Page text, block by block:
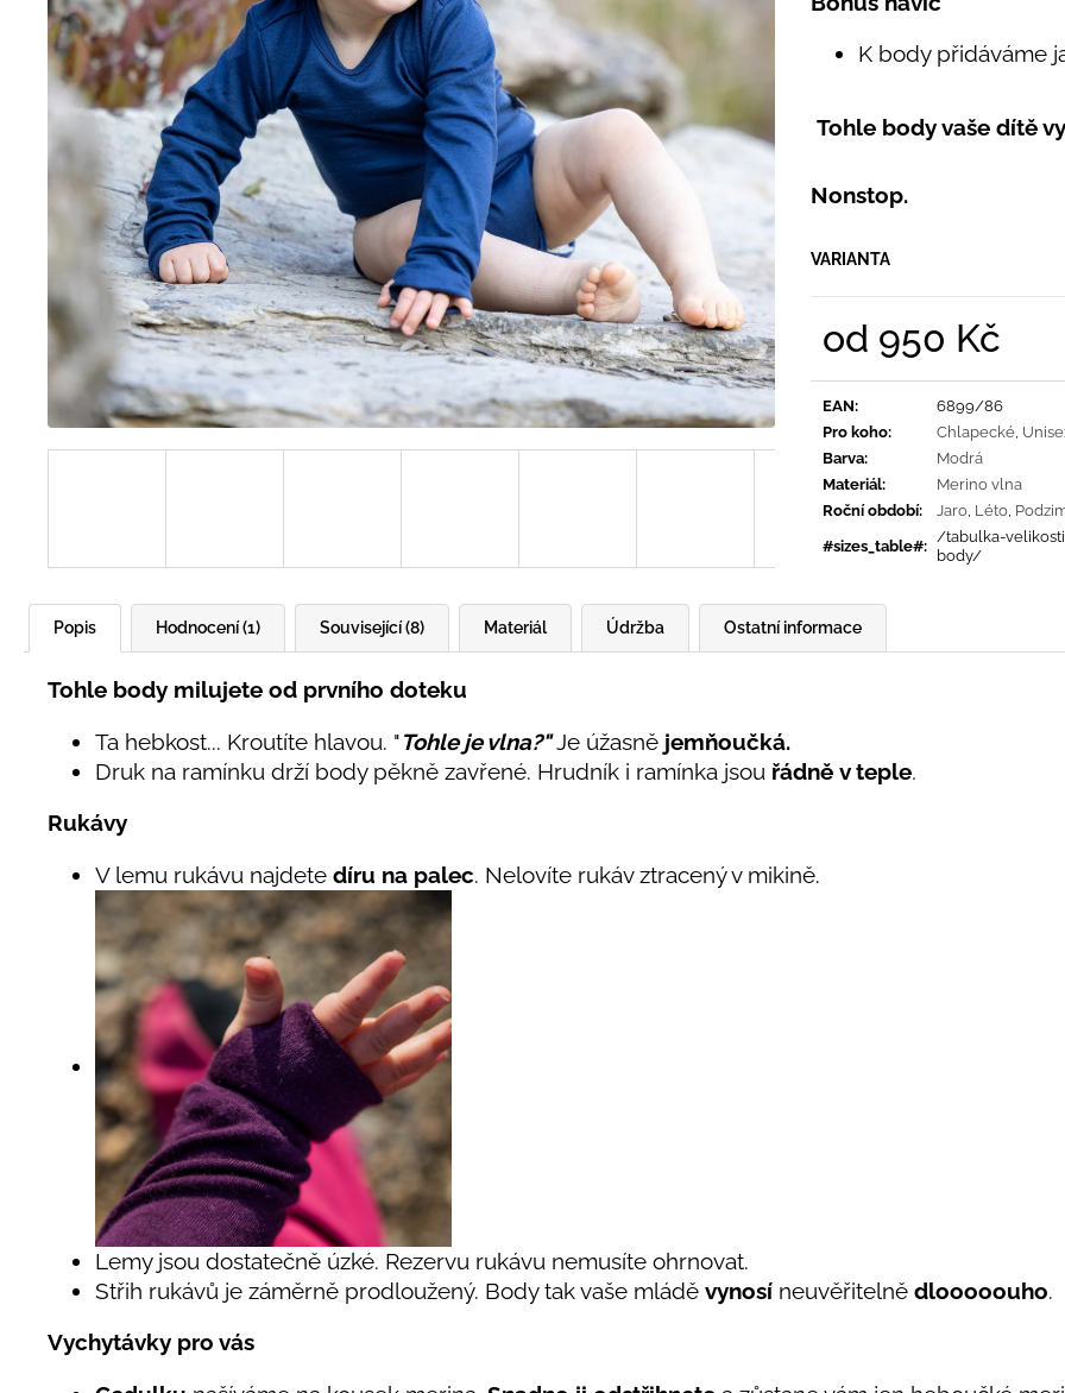
K body přidáváme
Tohle body vaše dítě
Nonstop.
VARIANTA
od 950 Kč
EAN:
6899/86
Pro koho: Chlapecké
Barva:
Modrá
Materiál:
Merino vlna
Roční období: Jaro Léto
#sizes_table#:
/tabulka-
body/
Popis Hodnocení (1) Související (8) Ostatní informace
Materiál Údržba
Tohle body milujete od prvního doteku
Ta hebkost... Kroutíte hlavou. "Tohle je vlna?" Je úžasně jemňoučká.
Druk na ramínku drží body pěkně zavřené. Hrudník i ramínka jsou řádně v teple.
Rukávy
V lemu rukávu najdete díru na palec. Nelovíte rukáv ztracený v mikině.
Lemy jsou dostatečně úzké. Rezervu rukávu nemusíte ohrnovat.
Střih rukávů je záměrně prodloužený. Body tak vaše mládě vynosí neuvěřitelně dlooooouho.
Vychytávky pro vás
395 Kč
395 Kč